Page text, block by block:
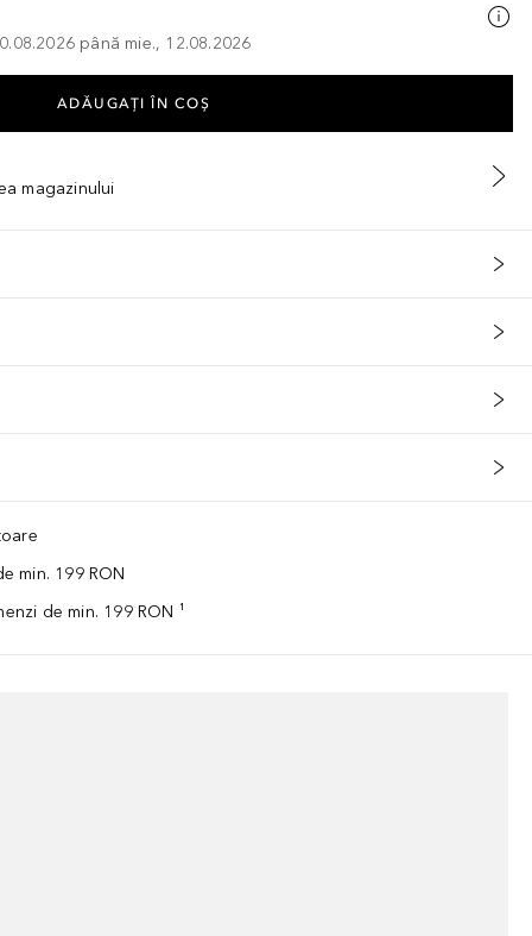
până mie., 12.08.2026
ADĂUGAȚI ÎN COŞ
magazinului
min. 199 RON
de min. 199 RON ¹